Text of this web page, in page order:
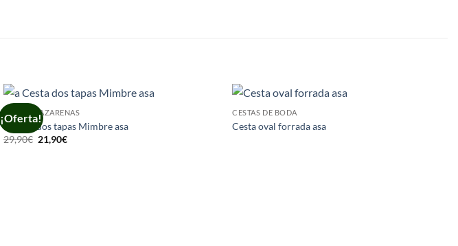
¡Oferta!
CESTAS NAZARENAS
a Cesta dos tapas Mimbre asa
29,90€ El
precio
21,90€El
CESTAS DE BODA
Cesta oval forrada asa